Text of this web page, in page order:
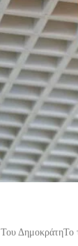
Του ΔημοκράτηΤο